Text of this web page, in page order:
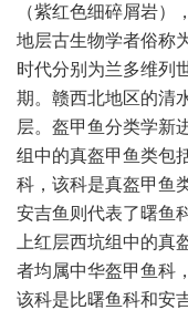
（紫红色细碎屑岩）
地层古生物学者俗称
时代分别为兰多维列
期。赣西北地区的清
层。盔甲鱼分类学新
组中的真盔甲鱼类包
科，该科是真盔甲鱼
安吉鱼则代表了曙鱼
上红层西坑组中的真
者均属中华盔甲鱼科，
该科是比曙鱼科和安